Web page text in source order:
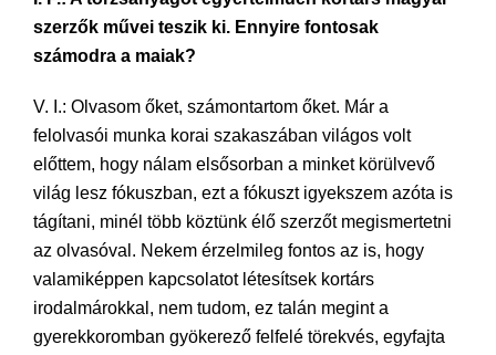
szerzők művei teszik ki. Ennyire fontosak
számodra a maiak?
V. I.: Olvasom őket, számontartom őket. Már a
felolvasói munka korai szakaszában világos volt
előttem, hogy nálam elsősorban a minket körülvevő
világ lesz fókuszban, ezt a fókuszt igyekszem azóta is
tágítani, minél több köztünk élő szerzőt megismertetni
az olvasóval. Nekem érzelmileg fontos az is, hogy
valamiképpen kapcsolatot létesítsek kortárs
irodalmárokkal, nem tudom, ez talán megint a
gyerekkoromban gyökerező felfelé törekvés, egyfajta